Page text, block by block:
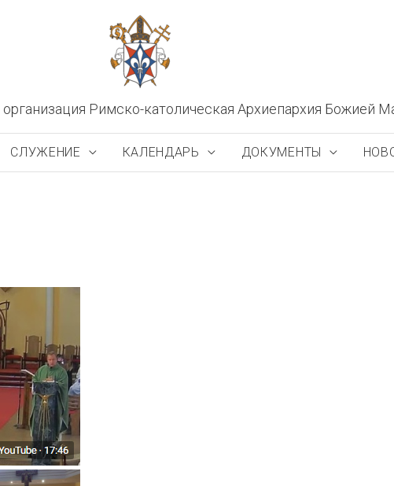
организация Римско-католическая Архиепархия Божией
СЛУЖЕНИЕ КАЛЕНДАРЬ ДОКУМЕНТЫ